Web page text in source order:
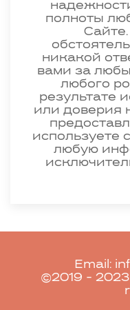
полноты
никакой
вами за
любого
результате
или доверия
используете
любую
Email:
©2019 -